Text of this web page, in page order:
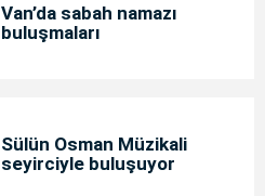
Van’da sabah namazı
buluşmaları
Sülün Osman Müzikali
seyirciyle buluşuyor